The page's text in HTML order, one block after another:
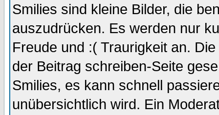
Smilies sind kleine Bilder, die
auszudrücken. Es werden nur
Freude und :( Traurigkeit an.
der Beitrag schreiben-Seite
Smilies, es kann schnell
unübersichtlich wird. Ein